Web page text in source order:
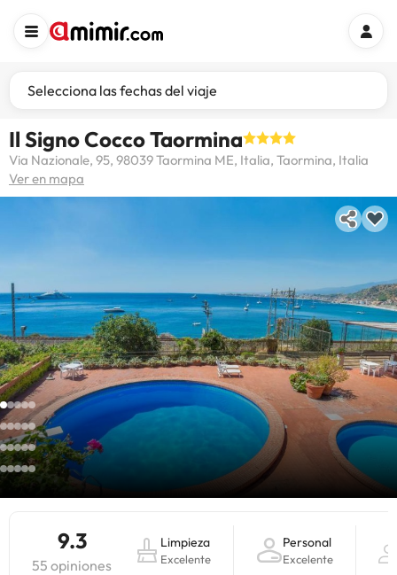
Selecciona las fechas del viaje
Il Signo Cocco Taormina
Via Nazionale, 95, 98039 Taormina ME, Italia, Taormina, Italia
Ver en mapa
9.3
55 opiniones
Limpieza
Excelente
Personal
Excelente